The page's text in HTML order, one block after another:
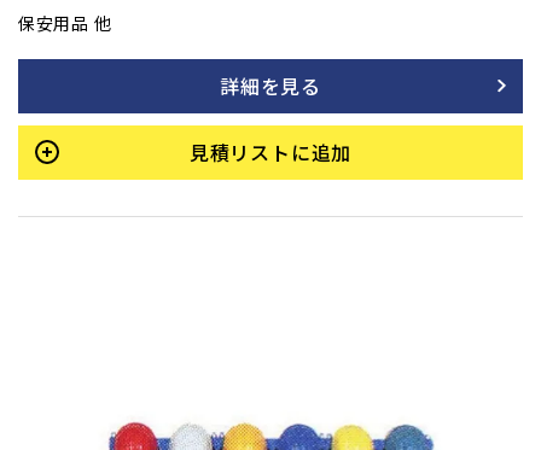
保安用品 他
詳細を見る
見積リストに追加